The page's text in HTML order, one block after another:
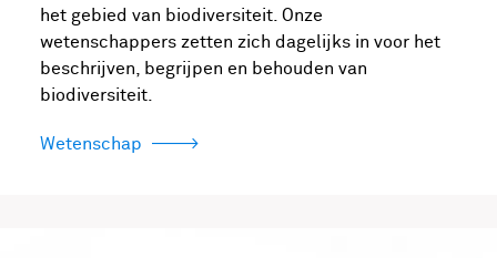
het gebied van biodiversiteit. Onze
wetenschappers zetten zich dagelijks in voor het
beschrijven, begrijpen en behouden van
biodiversiteit.
Wetenschap